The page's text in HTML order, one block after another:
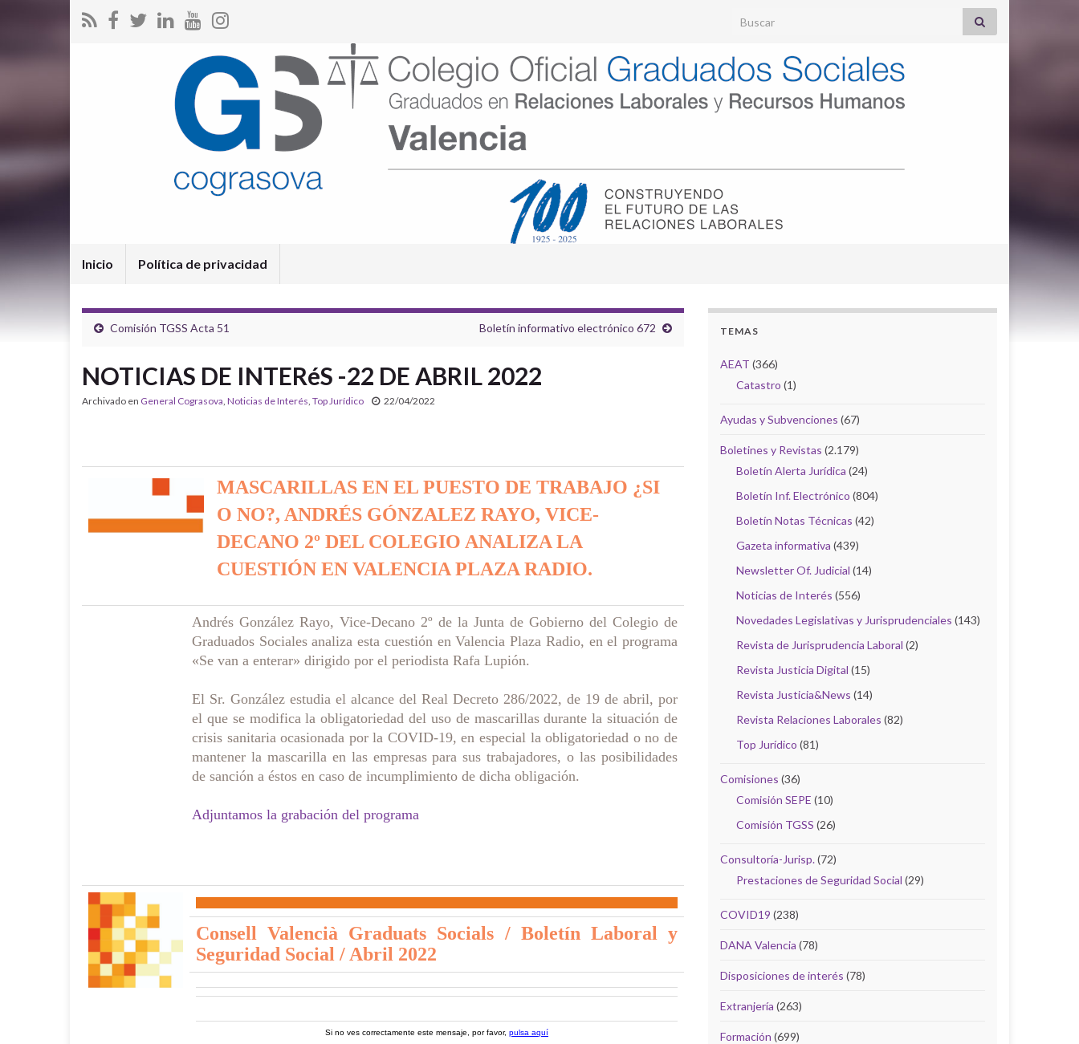
Search for:
Inicio Política de privacidad
Comisión TGSS Acta 51 Boletín informativo electrónico 672
NOTICIAS DE INTERéS -22 DE ABRIL 2022
Archivado en General Cograsova, Noticias de Interés, Top Jurídico 22/04/2022
MASCARILLAS EN EL PUESTO DE TRABAJO ¿SI
O NO?, ANDRÉS GÓNZALEZ RAYO, VICE-
DECANO 2º DEL COLEGIO ANALIZA LA
CUESTIÓN EN VALENCIA PLAZA RADIO.
Andrés González Rayo, Vice-Decano 2º de la Junta de Gobierno del Colegio de
Graduados Sociales analiza esta cuestión en Valencia Plaza Radio, en el programa
«Se van a enterar» dirigido por el periodista Rafa Lupión.
El Sr. González estudia el alcance del Real Decreto 286/2022, de 19 de abril, por
el que se modifica la obligatoriedad del uso de mascarillas durante la situación de
crisis sanitaria ocasionada por la COVID-19, en especial la obligatoriedad o no de
mantener la mascarilla en las empresas para sus trabajadores, o las posibilidades
de sanción a éstos en caso de incumplimiento de dicha obligación.
Adjuntamos la grabación del programa
Consell Valencià Graduats Socials / Boletín Laboral y
Seguridad Social / Abril 2022
Si no ves correctamente este mensaje, por favor, pulsa aquí
TEMAS
AEAT (366)
Catastro (1)
Ayudas y Subvenciones (67)
Boletines y Revistas (2.179)
Boletín Alerta Jurídica (24)
Boletín Inf. Electrónico (804)
Boletín Notas Técnicas (42)
Gazeta informativa (439)
Newsletter Of. Judicial (14)
Noticias de Interés (556)
Novedades Legislativas y Jurisprudenciales (143)
Revista de Jurisprudencia Laboral (2)
Revista Justicia Digital (15)
Revista Justicia&News (14)
Revista Relaciones Laborales (82)
Top Jurídico (81)
Comisiones (36)
Comisión SEPE (10)
Comisión TGSS (26)
Consultoría-Jurisp.(72)
Prestaciones de Seguridad Social (29)
COVID19 (238)
DANA Valencia (78)
Disposiciones de interés (78)
Extranjería (263)
Formación (699)